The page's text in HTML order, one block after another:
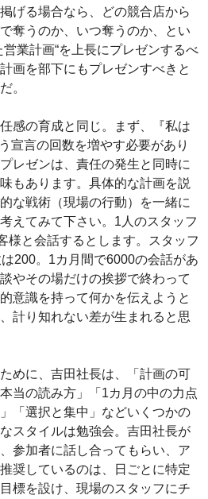
げる場合なら、どの競合店から
奪うのか、いつ奪うのか、とい
業計画“を上長にプレゼンするべ
画を部下にもプレゼンすべきと
。
感の育成と同じ。まず、『私は
宣言の回数を増やす必要があり
レゼンは、責任の発生と同時に
もあります。具体的な計画を説
な戦術（現場の行動）を一緒に
えてみて下さい。1人のスタッフ
様と会話するとします。スタッフ
200。1カ月間で6000の会話があ
やその場だけの挨拶で終わって
意識を持って何かを伝えようと
計り知れない差が生まれると思
めに、吉田社長は、「計画の可
当の読み方」「1カ月の中の力点
「選択と集中」などいくつかの
スタイルは勉強会。吉田社長が
参加者に話し合ってもらい、ア
奨しているのは、日ごとに特定
標を設け、現場のスタッフにチ